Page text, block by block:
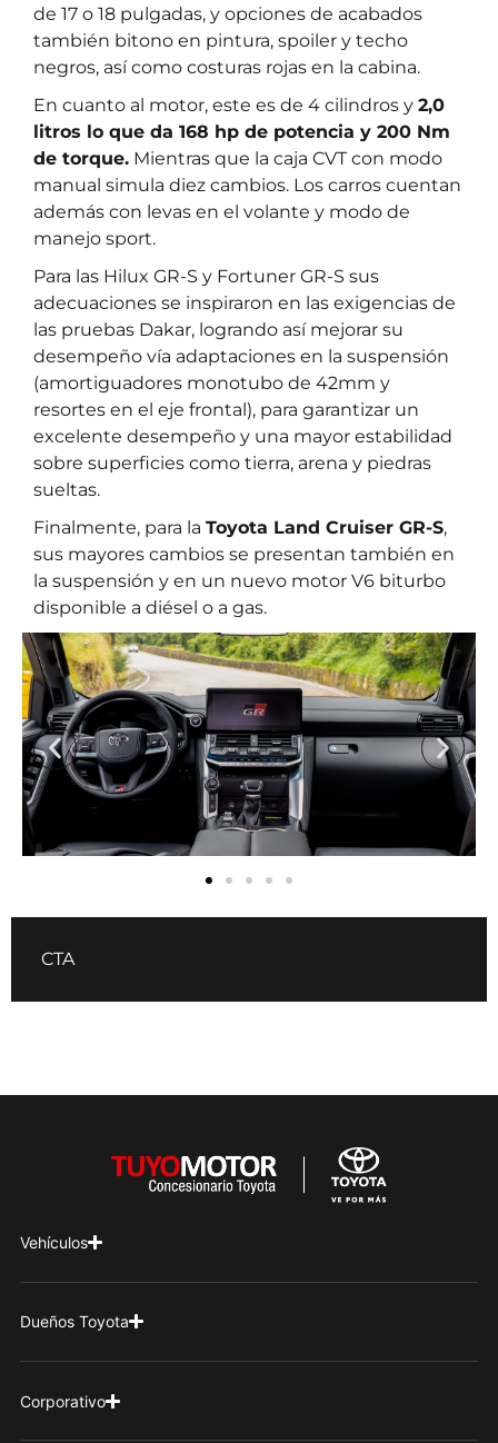
de 17 o 18 pulgadas, y opciones de acabados
también bitono en pintura, spoiler y techo
negros, así como costuras rojas en la cabina.
En cuanto al motor, este es de 4 cilindros y 2,0
litros lo que da 168 hp de potencia y 200 Nm
de torque. Mientras que la caja CVT con modo
manual simula diez cambios. Los carros cuentan
además con levas en el volante y modo de
manejo sport.
Para las Hilux GR-S y Fortuner GR-S sus
adecuaciones se inspiraron en las exigencias de
las pruebas Dakar, logrando así mejorar su
desempeño vía adaptaciones en la suspensión
(amortiguadores monotubo de 42mm y
resortes en el eje frontal), para garantizar un
excelente desempeño y una mayor estabilidad
sobre superficies como tierra, arena y piedras
sueltas.
Finalmente, para la Toyota Land Cruiser GR-S,
sus mayores cambios se presentan también en
la suspensión y en un nuevo motor V6 biturbo
disponible a diésel o a gas.
CTA
Vehículos
Dueños Toyota
Corporativo